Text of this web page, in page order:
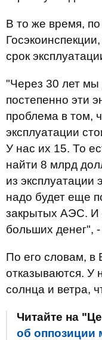
В то же время,
срок
"Через 30 лет
постепенно эти
проблема в том,
эксплуатации
У нас их 15. То
найти 8 млрд
из эксплуатации
надо будет еще
закрытых АЭС. И
больших денег",
По его словам, в
отказываются. У
солнца и ветра,
Читайте на
об оппозиции